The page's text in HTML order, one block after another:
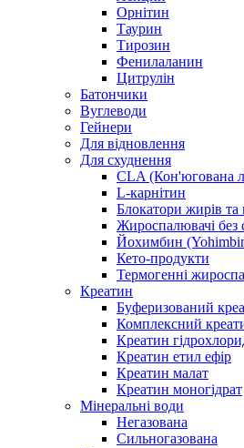
Орнітин
Таурин
Тирозин
Фенилаланин
Цитрулін
Батончики
Вуглеводи
Гейнери
Для відновлення
Для схуднення
CLA (Кон'югована
L-карнітин
Блокатори жирів та
Жироспалювачі без
Йохимбин
Кето-продукти
Термогенні
Креатин
Буферизований
Комплексний
Креатин
Креатин етил ефір
Креатин малат
Креатин моногідрат
Мінеральні води
Негазована
Сильногазована